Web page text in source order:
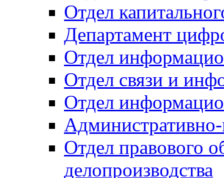
Отдел
Департамент
Отдел
Отдел связи и
Отдел
Отдел правового
делопроизводства